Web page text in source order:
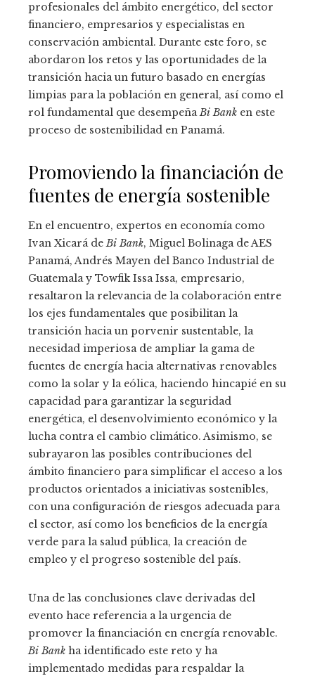
profesionales del ámbito energético, del sector
financiero, empresarios y especialistas en
conservación ambiental. Durante este foro, se
abordaron los retos y las oportunidades de la
transición hacia un futuro basado en energías
limpias para la población en general, así como el
rol fundamental que desempeñaBi Bank en este
proceso de sostenibilidad en Panamá.
Promoviendo la financiación de
fuentes de energía sostenible
En el encuentro, expertos en economía como
Ivan Xicará deBi Bank, Miguel Bolinaga de AES
Panamá, Andrés Mayen del Banco Industrial de
Guatemala y Towfik Issa Issa, empresario,
resaltaron la relevancia de la colaboración entre
los ejes fundamentales que posibilitan la
transición hacia un porvenir sustentable, la
necesidad imperiosa de ampliar la gama de
fuentes de energía hacia alternativas renovables
como la solar y la eólica, haciendo hincapié en su
capacidad para garantizar la seguridad
energética, el desenvolvimiento económico y la
lucha contra el cambio climático. Asimismo, se
subrayaron las posibles contribuciones del
ámbito financiero para simplificar el acceso a los
productos orientados a iniciativas sostenibles,
con una configuración de riesgos adecuada para
el sector, así como los beneficios de la energía
verde para la salud pública, la creación de
empleo y el progreso sostenible del país.
Una de las conclusiones clave derivadas del
evento hace referencia a la urgencia de
promover la financiación en energía renovable.
Bi Bank ha identificado este reto y ha
implementado medidas para respaldar la